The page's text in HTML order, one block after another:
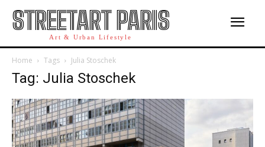
STREETART PARIS
Art & Urban Lifestyle
Home Tags Julia Stoschek
Tag: Julia Stoschek